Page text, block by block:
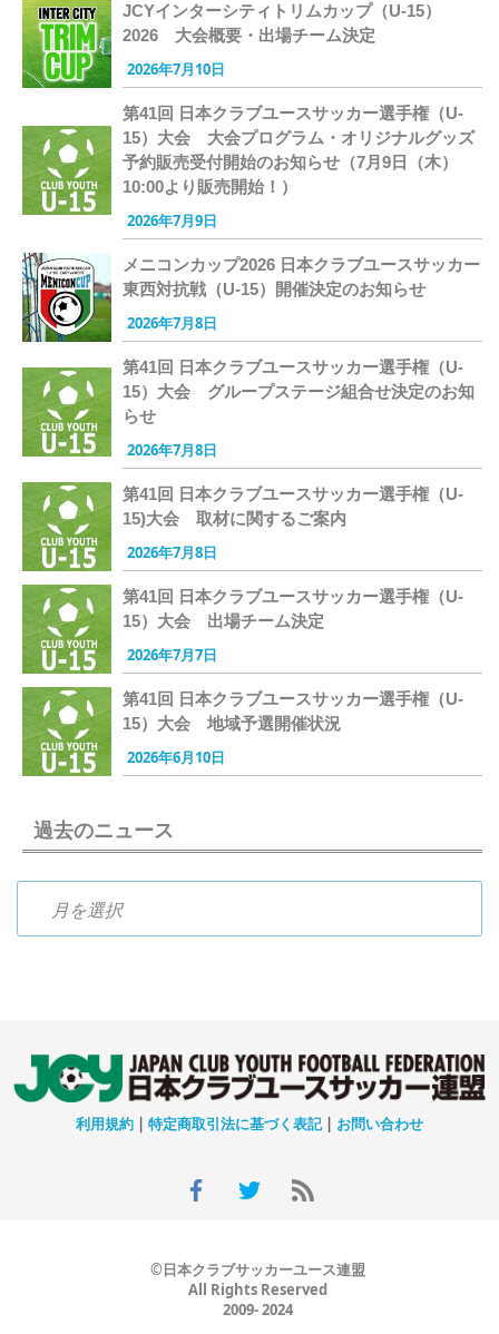
JCYインターシティトリムカップ（U-15）
2026 大会概要・出場チーム決定
2026年7月10日
第41回 日本クラブユースサッカー選手権（U-
15）大会 大会プログラム・オリジナルグッズ
予約販売受付開始のお知らせ（7月9日（木）
10:00より販売開始！）
2026年7月9日
メニコンカップ2026 日本クラブユースサッカー
東西対抗戦（U-15）開催決定のお知らせ
2026年7月8日
第41回 日本クラブユースサッカー選手権（U-
15）大会 グループステージ組合せ決定のお知
らせ
2026年7月8日
第41回 日本クラブユースサッカー選手権（U-
15)大会 取材に関するご案内
2026年7月8日
第41回 日本クラブユースサッカー選手権（U-
15）大会 出場チーム決定
2026年7月7日
第41回 日本クラブユースサッカー選手権（U-
15）大会 地域予選開催状況
2026年6月10日
過去のニュース
利用規約 | 特定商取引法に基づく表記| お問い合わせ
©日本クラブサッカーユース連盟
All Rights Reserved
2009- 2024